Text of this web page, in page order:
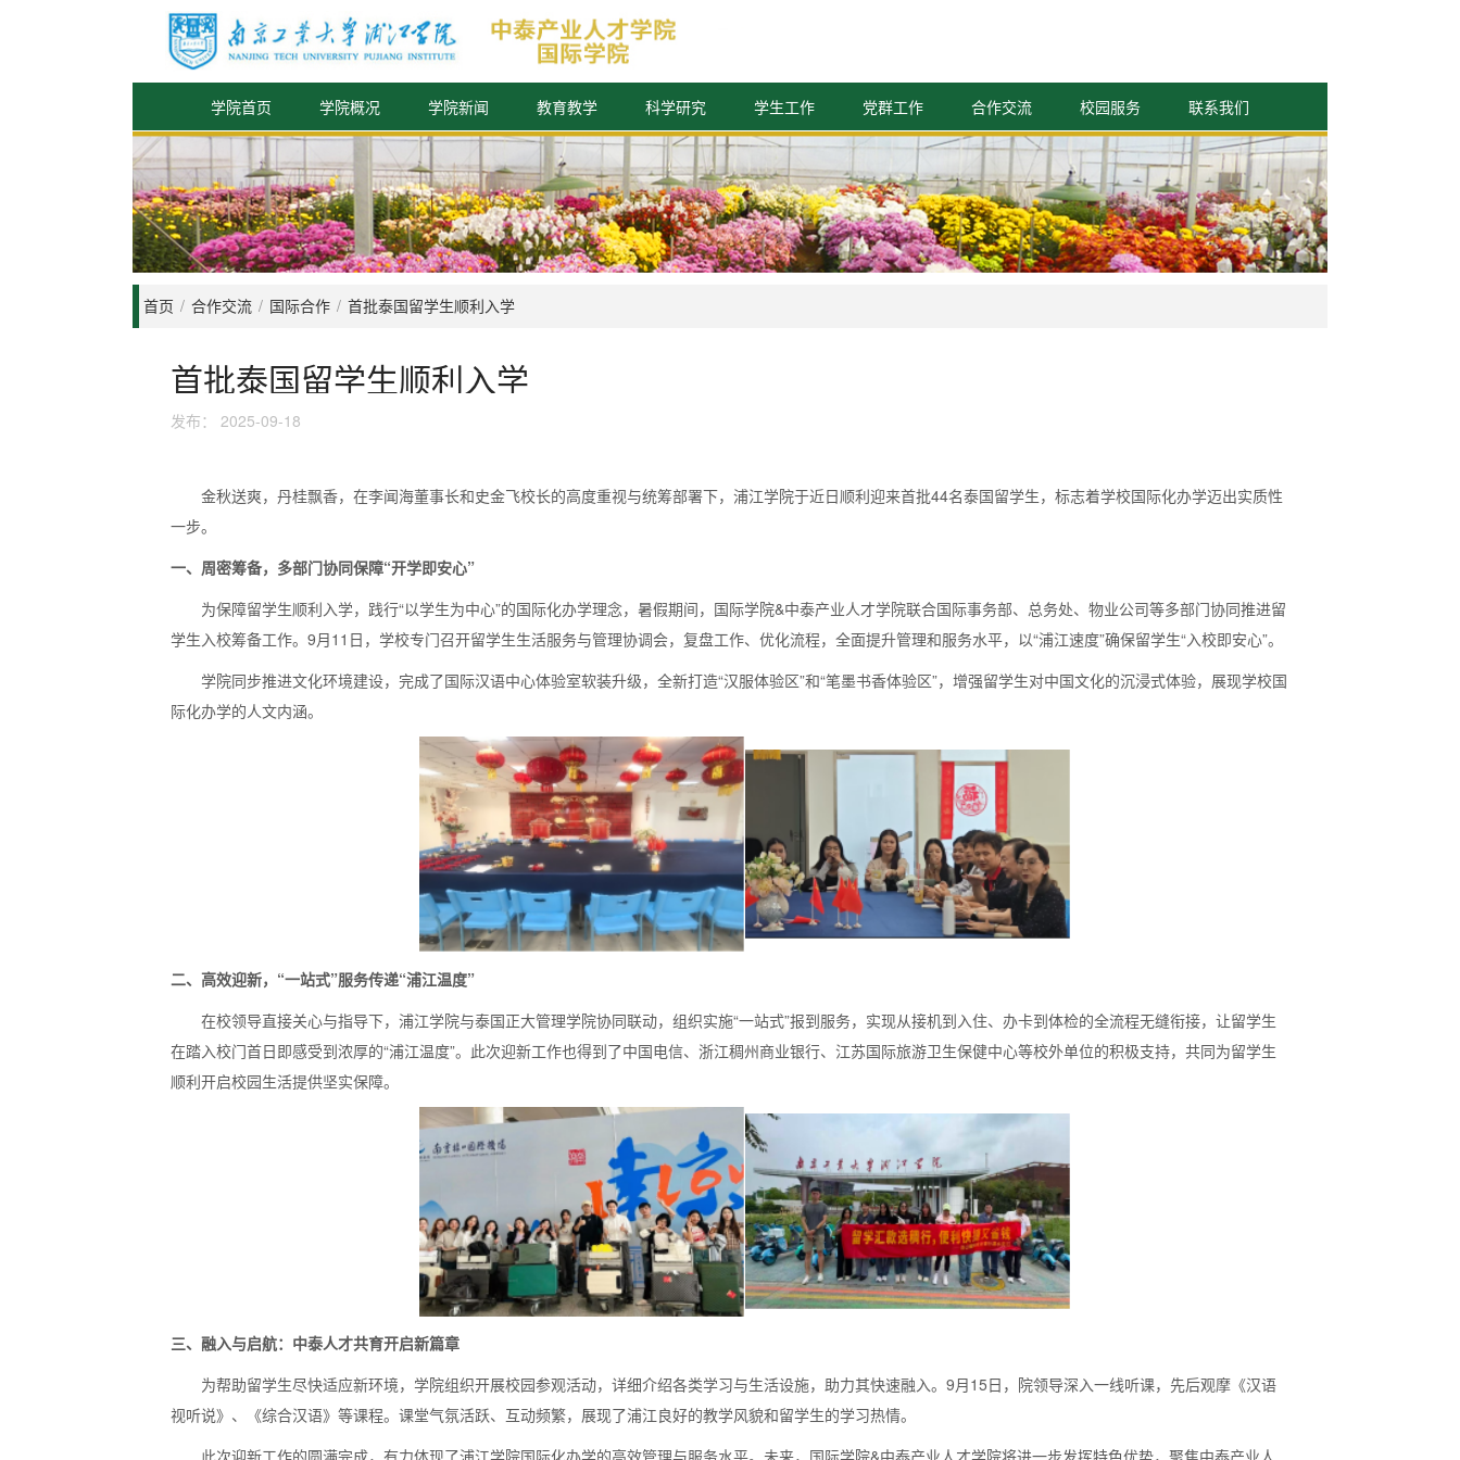
学院首页 学院概况 学院新闻 教育教学 科学研究 学生工作 党群工作 合作交流 校园服务 联系我们
首页 / 合作交流 / 国际合作 / 首批泰国留学生顺利入学
首批泰国留学生顺利入学
发布： 2025-09-18
金秋送爽，丹桂飘香，在李闻海董事长和史金飞校长的高度重视与统筹部署下，浦江学院于近日顺利迎来首批44名泰国留学生，标志着学校国际化办学迈出实质性
一步。
一、周密筹备，多部门协同保障“开学即安心”
为保障留学生顺利入学，践行“以学生为中心”的国际化办学理念，暑假期间，国际学院&中泰产业人才学院联合国际事务部、总务处、物业公司等多部门协同推进留
学生入校筹备工作。9月11日，学校专门召开留学生生活服务与管理协调会，复盘工作、优化流程，全面提升管理和服务水平，以“浦江速度”确保留学生“入校即安心”。
学院同步推进文化环境建设，完成了国际汉语中心体验室软装升级，全新打造“汉服体验区”和“笔墨书香体验区”，增强留学生对中国文化的沉浸式体验，展现学校国
际化办学的人文内涵。
二、高效迎新，“一站式”服务传递“浦江温度”
在校领导直接关心与指导下，浦江学院与泰国正大管理学院协同联动，组织实施“一站式”报到服务，实现从接机到入住、办卡到体检的全流程无缝衔接，让留学生
在踏入校门首日即感受到浓厚的“浦江温度”。此次迎新工作也得到了中国电信、浙江稠州商业银行、江苏国际旅游卫生保健中心等校外单位的积极支持，共同为留学生
顺利开启校园生活提供坚实保障。
三、融入与启航：中泰人才共育开启新篇章
为帮助留学生尽快适应新环境，学院组织开展校园参观活动，详细介绍各类学习与生活设施，助力其快速融入。9月15日，院领导深入一线听课，先后观摩《汉语
视听说》、《综合汉语》等课程。课堂气氛活跃、互动频繁，展现了浦江良好的教学风貌和留学生的学习热情。
此次迎新工作的圆满完成，有力体现了浦江学院国际化办学的高效管理与服务水平。未来，国际学院&中泰产业人才学院将进一步发挥特色优势，聚焦中泰产业人